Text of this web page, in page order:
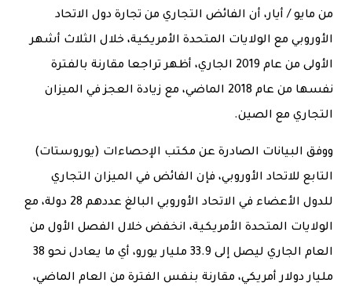
من مايو / أيار، أن الفائض التجاري من تجارة دول الاتحاد
الأوروبي مع الولايات المتحدة الأمريكية، خلال الثلاث أشهر
الأولى من عام 2019 الجاري، أظهر تراجعا مقارنة بالفترة
نفسها من عام 2018 الماضي، مع زيادة العجز في الميزان
التجاري مع الصين.
ووفق البيانات الصادرة عن مكتب الإحصاءات (يوروستات)
التابع للاتحاد الأوروبي، فإن الفائض في الميزان التجاري
للدول الأعضاء في الاتحاد الأوروبي البالغ عددهم 28 دولة، مع
الولايات المتحدة الأمريكية، انخفض خلال الفصل الأول من
العام الجاري ليصل إلى 33.9 مليار يورو، أي ما يعادل نحو 38
مليار دولار أمريكي، مقارنة بنفس الفترة من العام الماضي،